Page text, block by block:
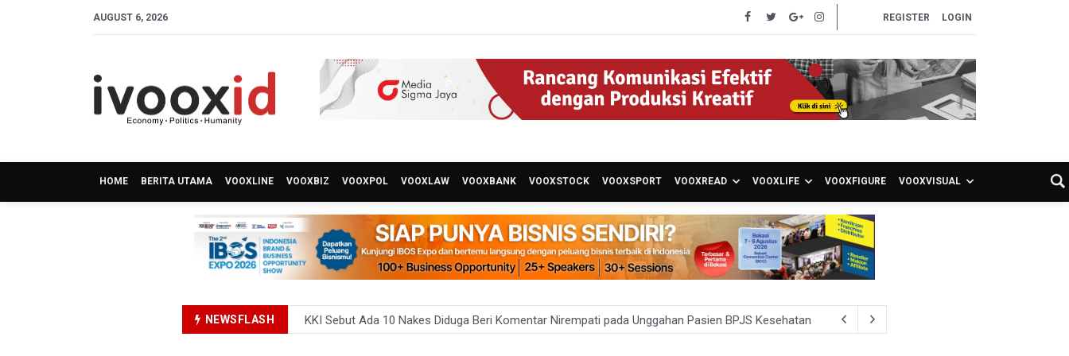
AUGUST 6, 2026 REGISTER LOGIN
HOME BERITA UTAMA VOOXLINE VOOXBIZ VOOXPOL VOOXLAW VOOXBANK VOOXSTOCK VOOXSPORT VOOXREAD VOOXLIFE VOOXFIGURE VOOXVISUAL
NEWSFLASH
KKI Sebut Ada 10 Nakes Diduga Beri Komentar Nirempati pada Unggahan Pasien BPJS Kesehatan